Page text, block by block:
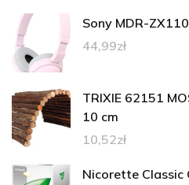
Sony MDR-
44,99zł
TRIXIE 62151
10 cm
10,52zł
Nicorette Classic